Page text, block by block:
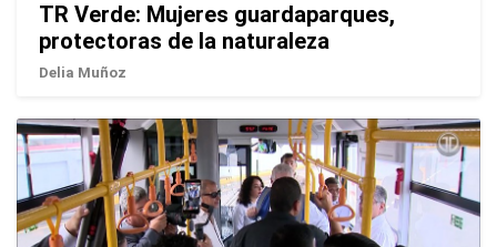
TR Verde: Mujeres guardaparques,
protectoras de la naturaleza
Delia Muñoz